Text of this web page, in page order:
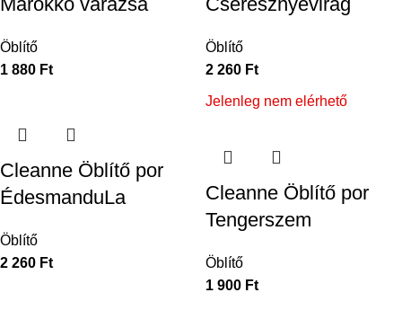
Öblítő
1 880 Ft
Öblítő
2 260 Ft
Cleanne Öblítő por
ÉdesmanduLa
Öblítő
2 260 Ft
Jelenleg nem elérhető
Cleanne Öblítő por
Tengerszem
Öblítő
1 900 Ft